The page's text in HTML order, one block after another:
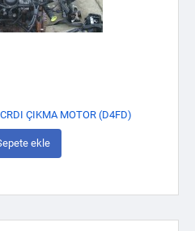
ÇIKMA MOTOR (D4FD)
ekle